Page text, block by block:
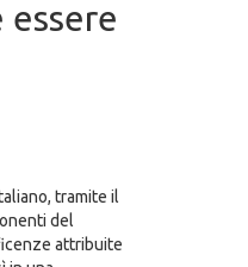
tramite il
del
attribuite